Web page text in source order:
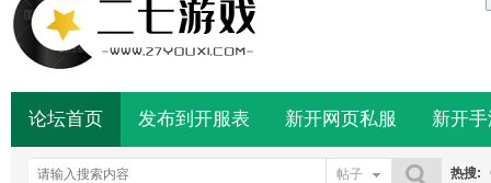
论坛首页 发布到开服表 新开网页私服 新开
帖子 热搜: